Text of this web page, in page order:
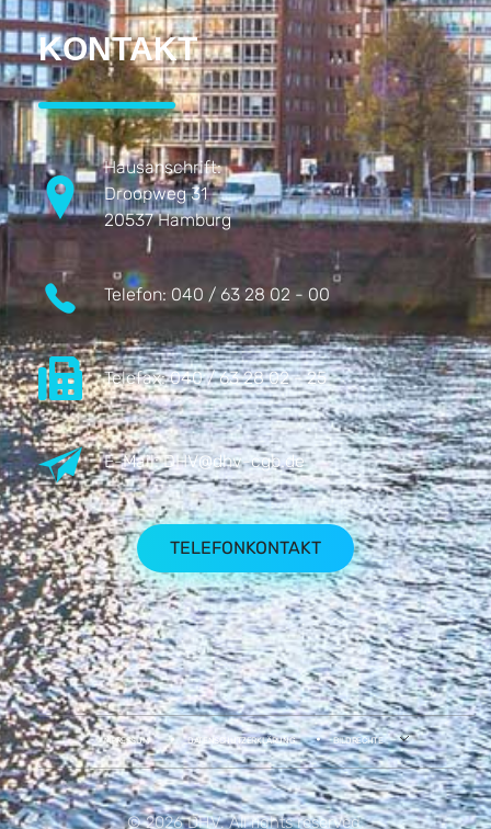
KONTAKT
Hausanschrift:
Droopweg 31
20537 Hamburg
Telefon: 040 / 63 28 02 - 00
Telefax:040 / 63 28 02 - 25
E-Mail:DHV@dhv-cgb.de
TELEFONKONTAKT
IMPRESSUM DATENSCHUTZERKLÄRUNG BILDRECHTE
© 2026 DHV. All rights reserved.